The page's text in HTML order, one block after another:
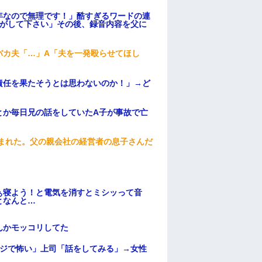
ので無理です！」酷すぎるワードの連
して下さい」その後、録音内容を父に
カ夫「…」A「夫を一発殴らせてほし
任を果たそうとは思わないのか！」→ど
毎日兄の話をしていたA子が事故で亡
れた。父の親会社の経営者の息子さんだ
よう！と電気を消すとミシッって音
なんと…
モッコリしてた
で怖い」上司「話をしてみる」→女性